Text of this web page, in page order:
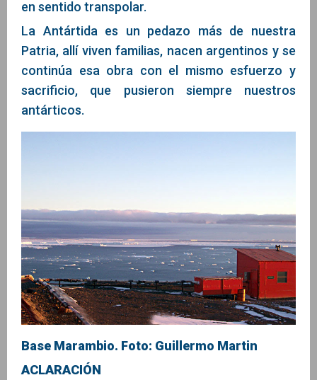
en sentido transpolar.
La Antártida es un pedazo más de nuestra
Patria, allí viven familias, nacen argentinos y se
continúa esa obra con el mismo esfuerzo y
sacrificio, que pusieron siempre nuestros
antárticos.
Base Marambio. Foto: Guillermo Martin
ACLARACIÓN